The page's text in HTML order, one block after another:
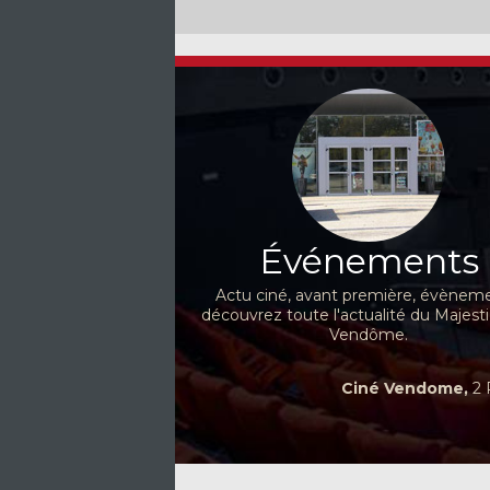
Événements
Actu ciné, avant première,
découvrez toute l'actualité du
Vendôme.
Ciné Vendome,2